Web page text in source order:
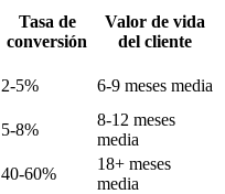
Tasa de
conversión
Valor de vida
del cliente
2-5%
6-9 meses media
5-8%
8-12 meses
media
40-60%
18+ meses
media